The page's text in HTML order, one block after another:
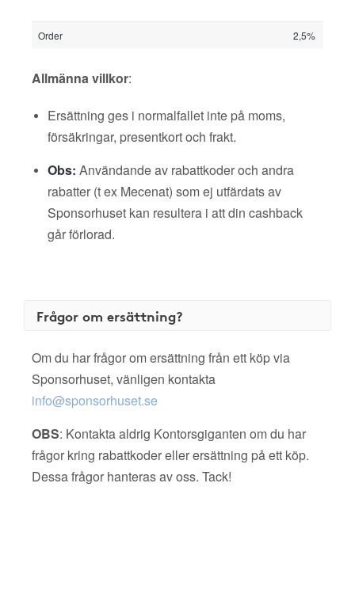
Order 2,5%
Allmänna villkor:
Ersättning ges i normalfallet inte på moms,
försäkringar, presentkort och frakt.
Obs: Användande av rabattkoder och andra
rabatter (t ex Mecenat) som ej utfärdats av
Sponsorhuset kan resultera i att din cashback
går förlorad.
Frågor om ersättning?
Om du har frågor om ersättning från ett köp via
Sponsorhuset, vänligen kontakta
info@sponsorhuset.se
OBS: Kontakta aldrig Kontorsgiganten om du har
frågor kring rabattkoder eller ersättning på ett köp.
Dessa frågor hanteras av oss. Tack!